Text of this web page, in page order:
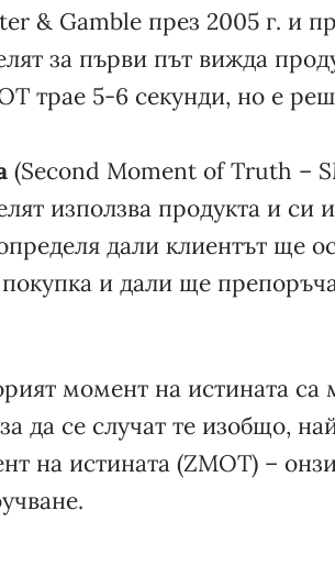
& Gamble през 2005 г. и
за първи път вижда
трае 5-6 секунди, но е
(Second Moment of Truth –
използва продукта и си
дали клиентът ще
и дали ще
момент на истината са
да се случат те изобщо,
на истината (ZMOT) –